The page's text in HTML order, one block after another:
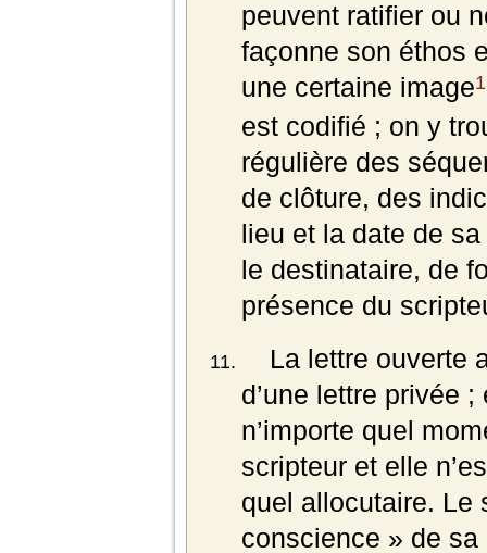
peuvent ratifier ou
façonne son éthos
une certaine image
est codifié ; on y
régulière des
de clôture, des
lieu et la date de
le destinataire, de
présence du
La lettre ouverte
d’une lettre privée
n’importe quel
scripteur et elle
quel allocutaire. Le
conscience » de